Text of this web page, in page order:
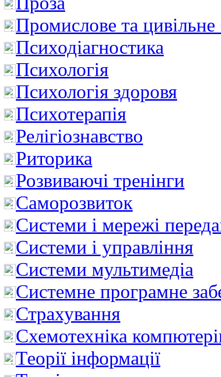
Промислове та цивільне
Психодіагностика
Психологія
Психологія здоровя
Психотерапія
Релігіознавство
Риторика
Розвиваючі тренінги
Саморозвиток
Системи і мережі
Системи і управління
Системи мультимедіа
Системне програмне
Страхування
Схемотехніка
Теорії інформації